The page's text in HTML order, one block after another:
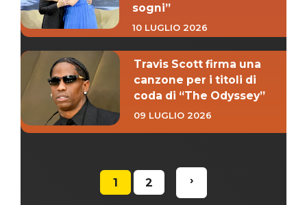
sogni”
10 LUGLIO 2026
Travis Scott firma una
canzone per i titoli di
coda di “The Odyssey”
09 LUGLIO 2026
1 2 ›